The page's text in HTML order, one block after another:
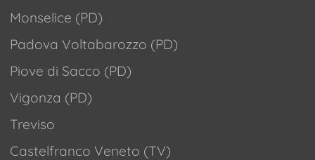
Monselice (PD)
Padova Voltabarozzo (PD)
Piove di Sacco (PD)
Vigonza (PD)
Treviso
Castelfranco Veneto (TV)